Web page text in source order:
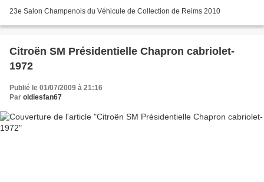
23e Salon Champenois du Véhicule de Collection de Reims 2010
Citroën SM Présidentielle Chapron cabriolet-
1972
Publié le 01/07/2009 à 21:16
Par oldiesfan67